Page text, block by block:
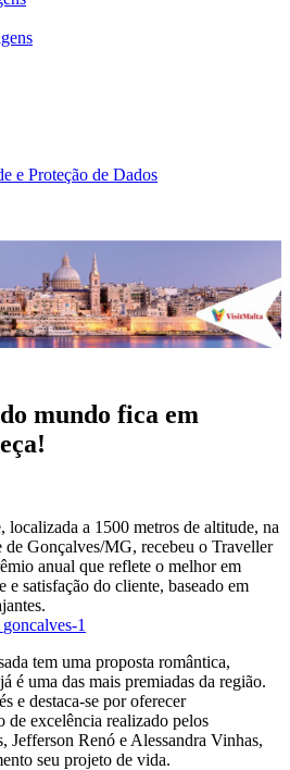
e Proteção de Dados
mundo fica em
localizada a 1500 metros de altitude, na
de Gonçalves/MG, recebeu o Traveller
anual que reflete o melhor em
e satisfação do cliente, baseado em
tem uma proposta romântica,
é uma das mais premiadas da região.
e destaca-se por oferecer
de excelência realizado pelos
Jefferson Renó e Alessandra Vinhas,
seu projeto de vida.